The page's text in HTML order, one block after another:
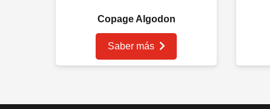
Copage Algodon
Saber más